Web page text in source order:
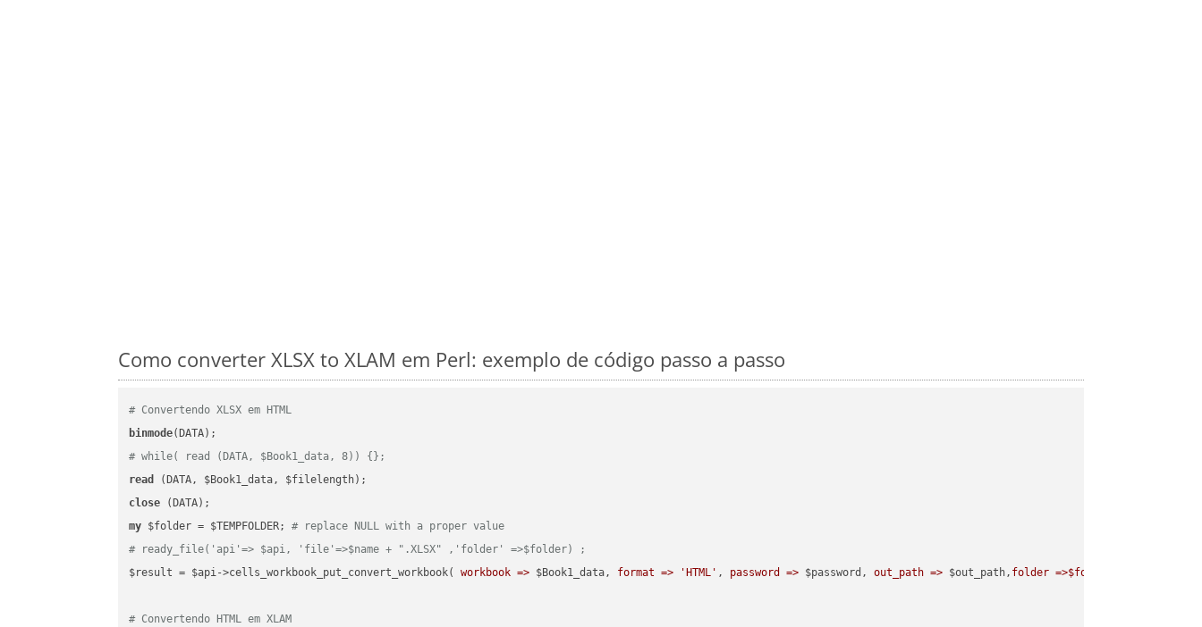
Como converter XLSX to XLAM em Perl: exemplo de código passo a passo
# Convertendo XLSX em HTML
binmode
# while( read (DATA, $Book1_data, 8)) {};
read
close
my $folder = $TEMPFOLDER; # replace NULL with a proper value
# ready_file('api'=> $api, 'file'=>$name + ".XLSX" ,'folder' =>$folder) ;
$result = $api->cells_workbook_put_convert_workbook( workbook => $Book1_data, format => 'HTML' , password => $password, out_path => $out_path, folder =>$folder
# Convertendo HTML em XLAM